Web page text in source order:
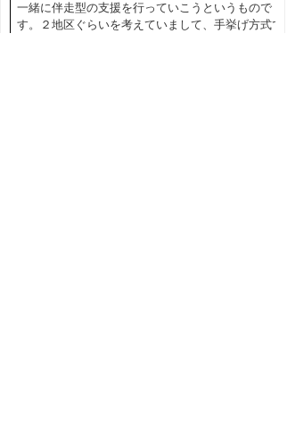
一緒に伴走型の支援を行っていこうというもので
す。２地区ぐらいを考えていまして、手挙げ方式で